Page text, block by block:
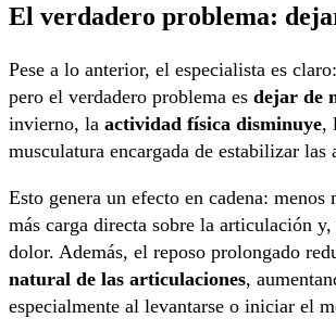
El verdadero problema:
Pese a lo anterior, el especialista es
pero el verdadero problema es dejar de
invierno, la actividad física disminuye,
musculatura encargada de estabilizar las
Esto genera un efecto en cadena:
más carga directa sobre la articulación
dolor. Además, el reposo prolongado
natural de las articulaciones,
especialmente al levantarse o iniciar el